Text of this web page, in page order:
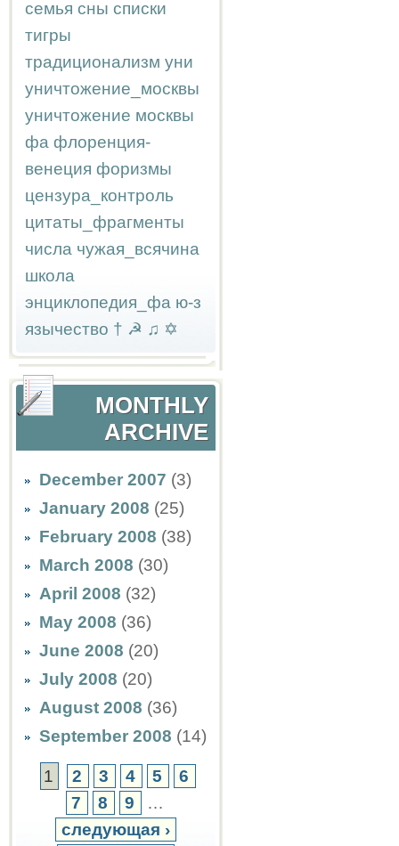
семья сны списки
тигры
традиционализм уни
уничтожение_москвы
уничтожение москвы
фа флоренция-
венеция форизмы
цензура_контроль
цитаты_фрагменты
числа чужая_всячина
школа
энциклопедия_фа ю-з
язычество † ☭ ♫ ✡
MONTHLY
ARCHIVE
December 2007 (3)
January 2008 (25)
February 2008 (38)
March 2008 (30)
April 2008 (32)
May 2008 (36)
June 2008 (20)
July 2008 (20)
August 2008 (36)
September 2008 (14)
1 2 3 4 5
6
7
8 9
…
следующая ›